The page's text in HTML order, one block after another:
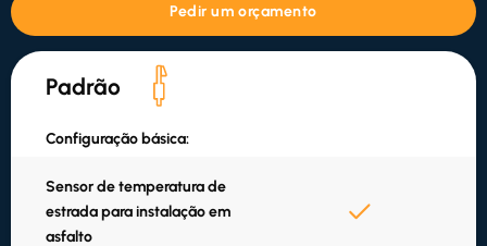
Pedir um orçamento
Padrão
Configuração básica:
Sensor de temperatura de
estrada para instalação em
asfalto